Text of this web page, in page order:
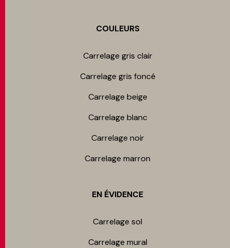
COULEURS
Carrelage gris clair
Carrelage gris foncé
Carrelage beige
Carrelage blanc
Carrelage noir
Carrelage marron
EN ÉVIDENCE
Carrelage sol
Carrelage mur​al